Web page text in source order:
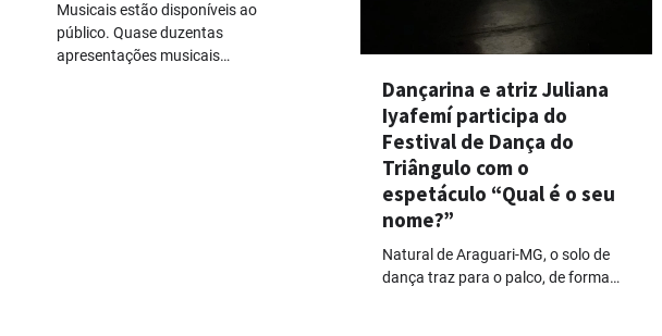
Musicais estão disponíveis ao
público. Quase duzentas
apresentações musicais…
Dançarina e atriz Juliana
Iyafemí participa do
Festival de Dança do
Triângulo com o
espetáculo “Qual é o seu
nome?”
Natural de Araguari-MG, o solo de
dança traz para o palco, de forma…